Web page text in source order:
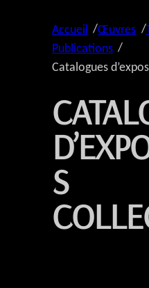
Accueil /Œuvres /
Publications /
Catalogues
S